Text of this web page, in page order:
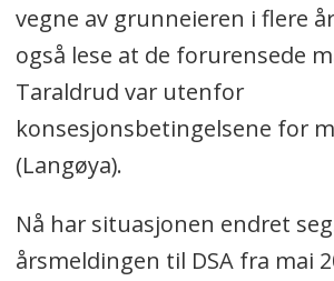
vegne av grunneieren i flere
også lese at de forurensede
Taraldrud var utenfor
konsesjonsbetingelsene for
(Langøya).
Nå har situasjonen endret
årsmeldingen til DSA fra mai